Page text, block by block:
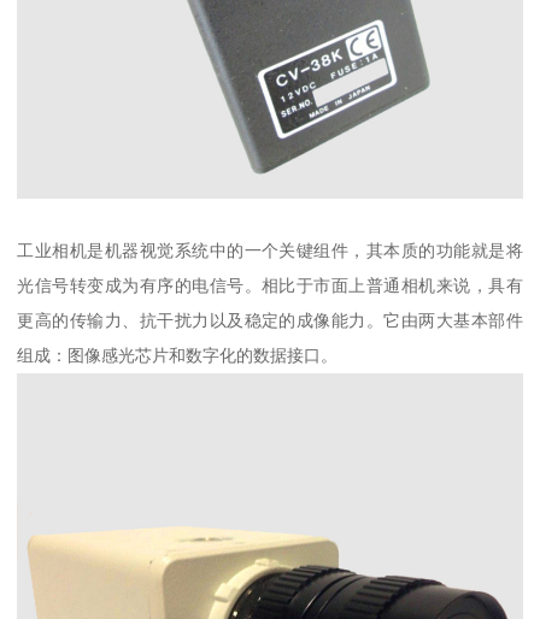
工业相机是机器视觉系统中的一个关键组件，其本质的功能就是将
光信号转变成为有序的电信号。相比于市面上普通相机来说，具有
更高的传输力、抗干扰力以及稳定的成像能力。它由两大基本部件
组成：图像感光芯片和数字化的数据接口。